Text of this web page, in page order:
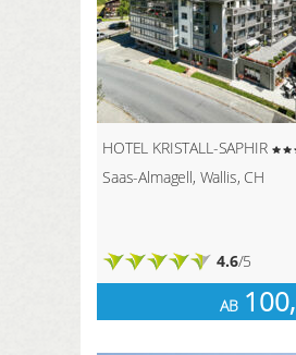
HOTEL KRISTALL-SAPHIR
Saas-Almagell, Wallis, CH
4.6/5
AB